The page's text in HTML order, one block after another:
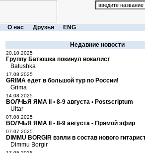
О нас Друзья ENG
Недавние новости
20.10.2025
Группу Батюшка покинул вокалист
Batushka
17.08.2025
GRIMA едет в большой тур по России!
Grima
14.08.2025
ВОЛЧЬЯ ЯМА II • 8-9 августа • Postscriptum
Ultar
07.08.2025
ВОЛЧЬЯ ЯМА II • 8-9 августа • Прямой эфир
07.07.2025
DIMMU BORGIR взяли в состав нового
Dimmu Borgir